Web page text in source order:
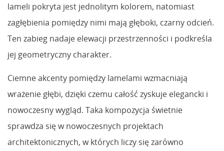
lameli pokryta jest jednolitym kolorem, natomiast
zagłębienia pomiędzy nimi mają głęboki, czarny odcień.
Ten zabieg nadaje elewacji przestrzenności i podkreśla
jej geometryczny charakter.
Ciemne akcenty pomiędzy lamelami wzmacniają
wrażenie głębi, dzięki czemu całość zyskuje elegancki i
nowoczesny wygląd. Taka kompozycja świetnie
sprawdza się w nowoczesnych projektach
architektonicznych, w których liczy się zarówno